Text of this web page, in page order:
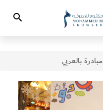
Search
مبادرة بالعربي